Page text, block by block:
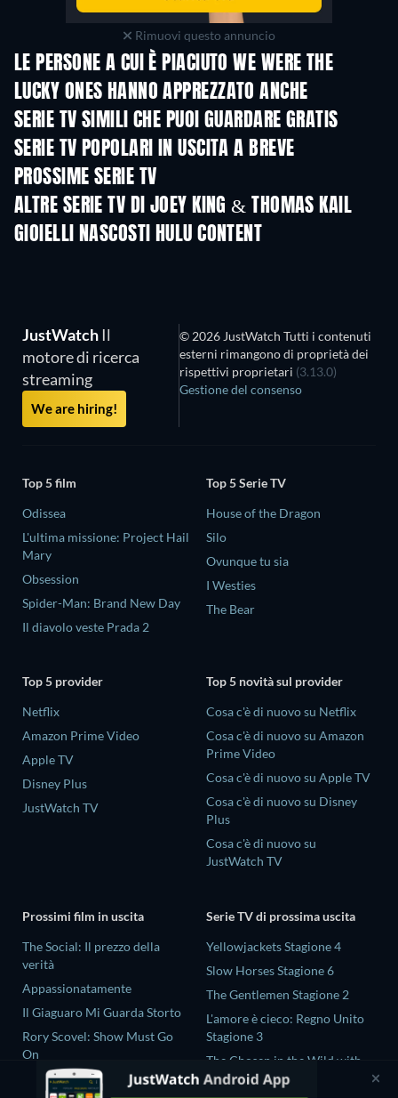
Rimuovi questo annuncio
LE PERSONE A CUI È PIACIUTO WE WERE THE
LUCKY ONES HANNO APPREZZATO ANCHE
TV TV
SERIE TV SIMILI CHE PUOI GUARDARE GRATIS
TV
SERIE TV POPOLARI IN USCITA A BREVE
TV TV
PROSSIME SERIE TV
Stagione 4
ALTRE SERIE TV DI JOEY KING & THOMAS KAIL
TV TV
GIOIELLI NASCOSTI HULU CONTENT
JustWatch Il
motore di ricerca
streaming
We are hiring!
© 2026 JustWatch Tutti i contenuti
esterni rimangono di proprietà dei
rispettivi proprietari (3.13.0)
Gestione del consenso
Top 5 film
Odissea
L'ultima missione: Project Hail
Mary
Obsession
Spider-Man: Brand New Day
Il diavolo veste Prada 2
Top 5 Serie TV
House of the Dragon
Silo
Ovunque tu sia
I Westies
The Bear
Top 5 provider
Netflix
Amazon Prime Video
Apple TV
Disney Plus
JustWatch TV
Top 5 novità sul provider
Cosa c'è di nuovo su Netflix
Cosa c'è di nuovo su Amazon
Prime Video
Cosa c'è di nuovo su Apple TV
Cosa c'è di nuovo su Disney
Plus
Cosa c'è di nuovo su
JustWatch TV
Prossimi film in uscita
The Social: Il prezzo della
verità
Appassionatamente
Il Giaguaro Mi Guarda Storto
Rory Scovel: Show Must Go
On
Nando tra due mondi - Un film
Serie TV di prossima uscita
Yellowjackets Stagione 4
Slow Horses Stagione 6
The Gentlemen Stagione 2
L'amore è cieco: Regno Unito
Stagione 3
The Chosen in the Wild with
Bear Grylls Stagione 1